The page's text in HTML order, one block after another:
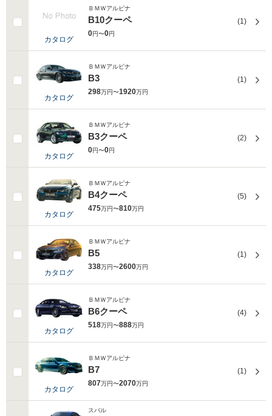
カタログ
ＢＭＷアルピナ
B10クーペ
0円〜0円
(1)
カタログ
ＢＭＷアルピナ
B3
298万円〜1920万円
(1)
カタログ
ＢＭＷアルピナ
B3クーペ
0円〜0円
(2)
カタログ
ＢＭＷアルピナ
B4クーペ
475万円〜810万円
(5)
カタログ
ＢＭＷアルピナ
B5
338万円〜2600万円
(1)
カタログ
ＢＭＷアルピナ
B6クーペ
518万円〜888万円
(4)
カタログ
ＢＭＷアルピナ
B7
807万円〜2070万円
(1)
スバル